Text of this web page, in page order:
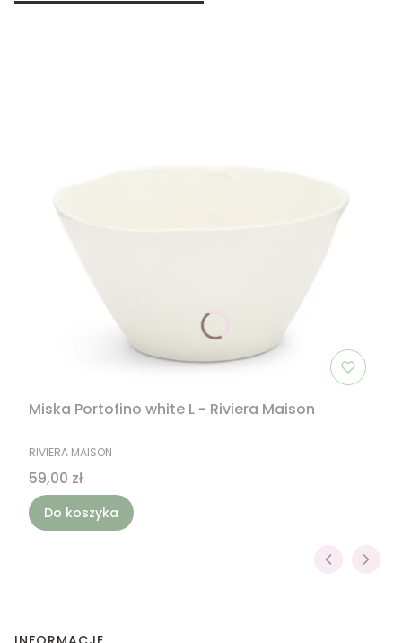
Miska Portofino white L - Riviera Maison
PRODUCENT
RIVIERA MAISON
Cena
59,00 zł
Do koszyka